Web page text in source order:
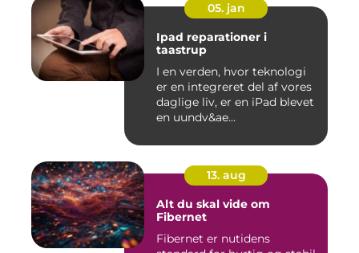
05. jan
Ipad reparationer i
taastrup
I en verden, hvor teknologi
er en integreret del af vores
daglige liv, er en iPad blevet
en uundv&ae...
13. aug
Alt du skal vide om
Fibernet
Fibernet er nutidens